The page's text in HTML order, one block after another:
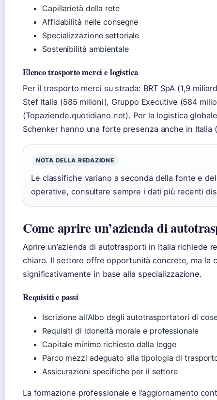
Capillarietà della rete
Affidabilità nelle consegne
Specializzazione settoriale
Sostenibilità ambientale
Elenco trasporto merci e logistica
Per il trasporto merci su strada: BRT SpA (1,9
Stef Italia (585 milioni), Gruppo Executive (584
(Topaziende.quotidiano.net). Per la logistica
Schenker hanno una forte presenza anche in Italia (
NOTA DELLA REDAZIONE
Le classifiche variano a seconda della fonte e
operative, consultare sempre i dati più recenti
Come aprire un’azienda di
Aprire un’azienda di autotrasporti in Italia richiede
chiaro. Il settore offre opportunità concrete, ma la
significativamente in base alla specializzazione.
Requisiti e passi
Iscrizione all’Albo degli autotrasportatori di
Requisiti di idoneità morale e professionale
Capitale minimo richiesto dalla legge
Parco mezzi adeguato alla tipologia di
Assicurazioni specifiche per il settore
La formazione professionale e l’aggiornamento